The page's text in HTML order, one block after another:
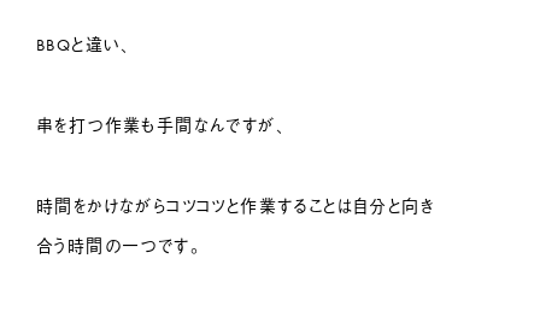
BBQと違い、
串を打つ作業も手間なんですが、
時間をかけながらコツコツと作業することは自分と向き
合う時間の一つです。